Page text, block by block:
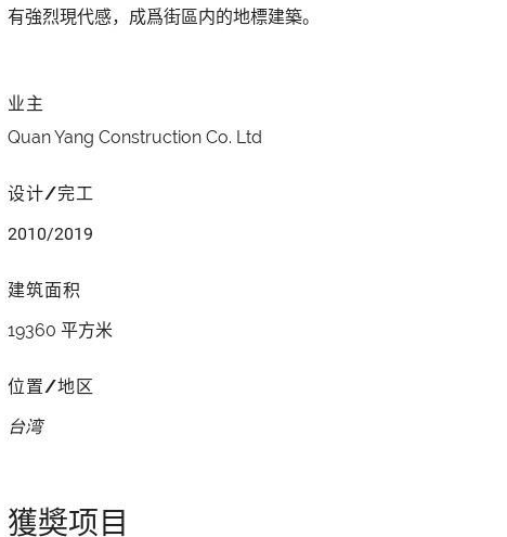
有強烈現代感，成爲街區内的地標建築。
业主
Quan Yang Construction Co. Ltd
设计/完工
2010/2019
建筑面积
19360 平方米
位置/地区
台湾
獲奬项目